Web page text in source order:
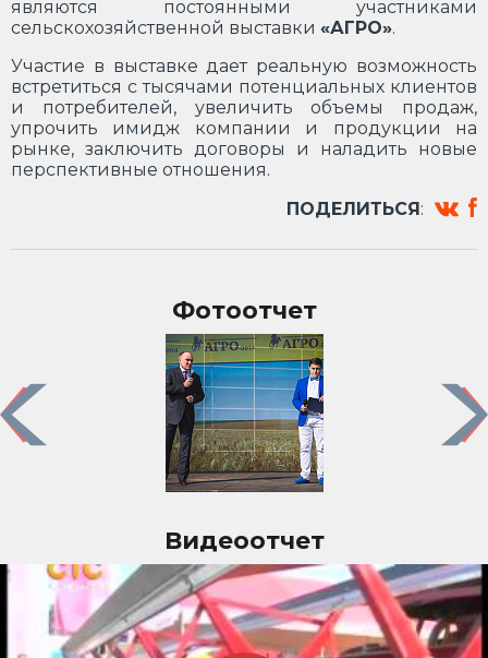
являются постоянными участниками
сельскохозяйственной выставки «АГРО».
Участие в выставке дает реальную возможность
встретиться с тысячами потенциальных клиентов
и потребителей, увеличить объемы продаж,
упрочить имидж компании и продукции на
рынке, заключить договоры и наладить новые
перспективные отношения.
ПОДЕЛИТЬСЯ:
Фотоотчет
Previous
Видеоотчет